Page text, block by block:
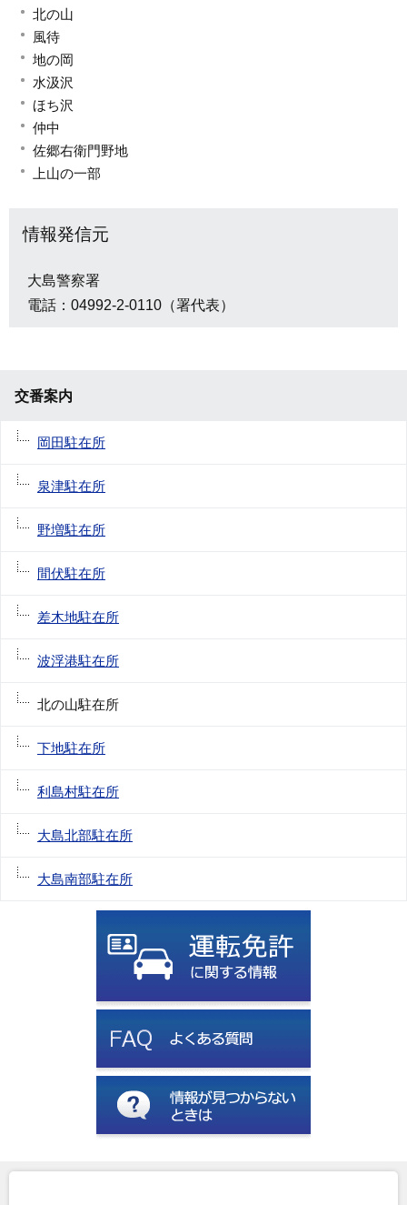
北の山
風待
地の岡
水汲沢
ほち沢
仲中
佐郷右衛門野地
上山の一部
情報発信元
大島警察署
電話：04992-2-0110（署代表）
交番案内
岡田駐在所
泉津駐在所
野増駐在所
間伏駐在所
差木地駐在所
波浮港駐在所
北の山駐在所
下地駐在所
利島村駐在所
大島北部駐在所
大島南部駐在所